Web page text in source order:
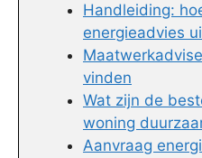
Handleiding:
energieadvies
vinden
Wat zijn de
woning
Aanvraag